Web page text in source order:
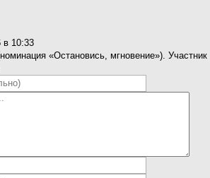
в 10:33
«Остановись, мгновение»).